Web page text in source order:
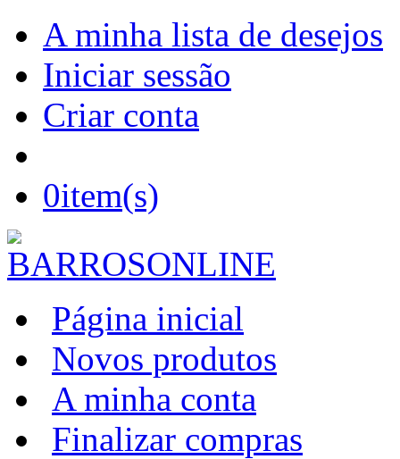
A minha lista de desejos
Iniciar sessão
Criar conta
0item(s)
Página inicial
Novos produtos
A minha conta
Finalizar compras